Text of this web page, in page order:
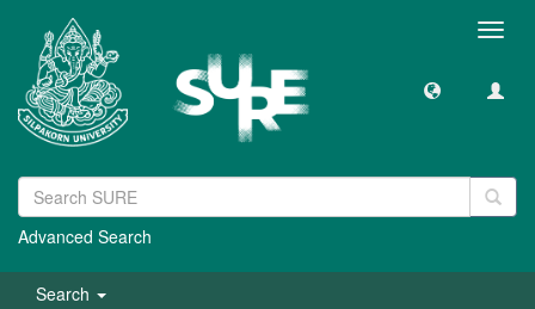
Advanced Search
Search